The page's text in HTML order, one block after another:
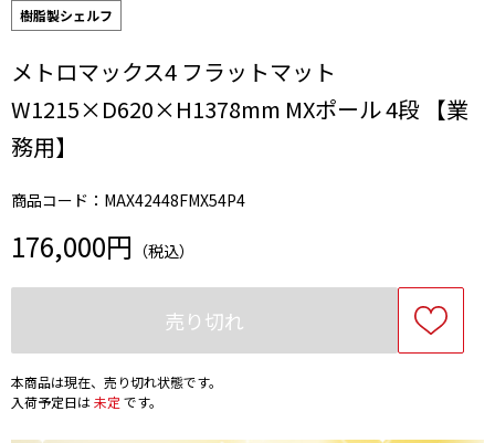
樹脂製シェルフ
メトロマックス4 フラットマット
W1215×D620×H1378mm MXポール 4段 【業
務用】
商品コード：MAX42448FMX54P4
176,000円 （税込）
売り切れ
本商品は現在、売り切れ状態です。
入荷予定日は未定 です。